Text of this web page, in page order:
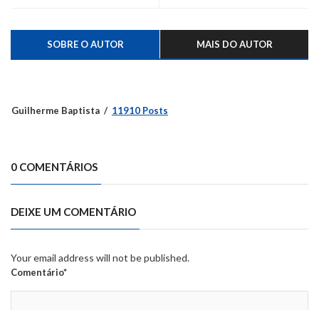
SOBRE O AUTOR MAIS DO AUTOR
Guilherme Baptista 11910 Posts
0 COMENTÁRIOS
DEIXE UM COMENTÁRIO
Your email address will not be published.
Comentário*